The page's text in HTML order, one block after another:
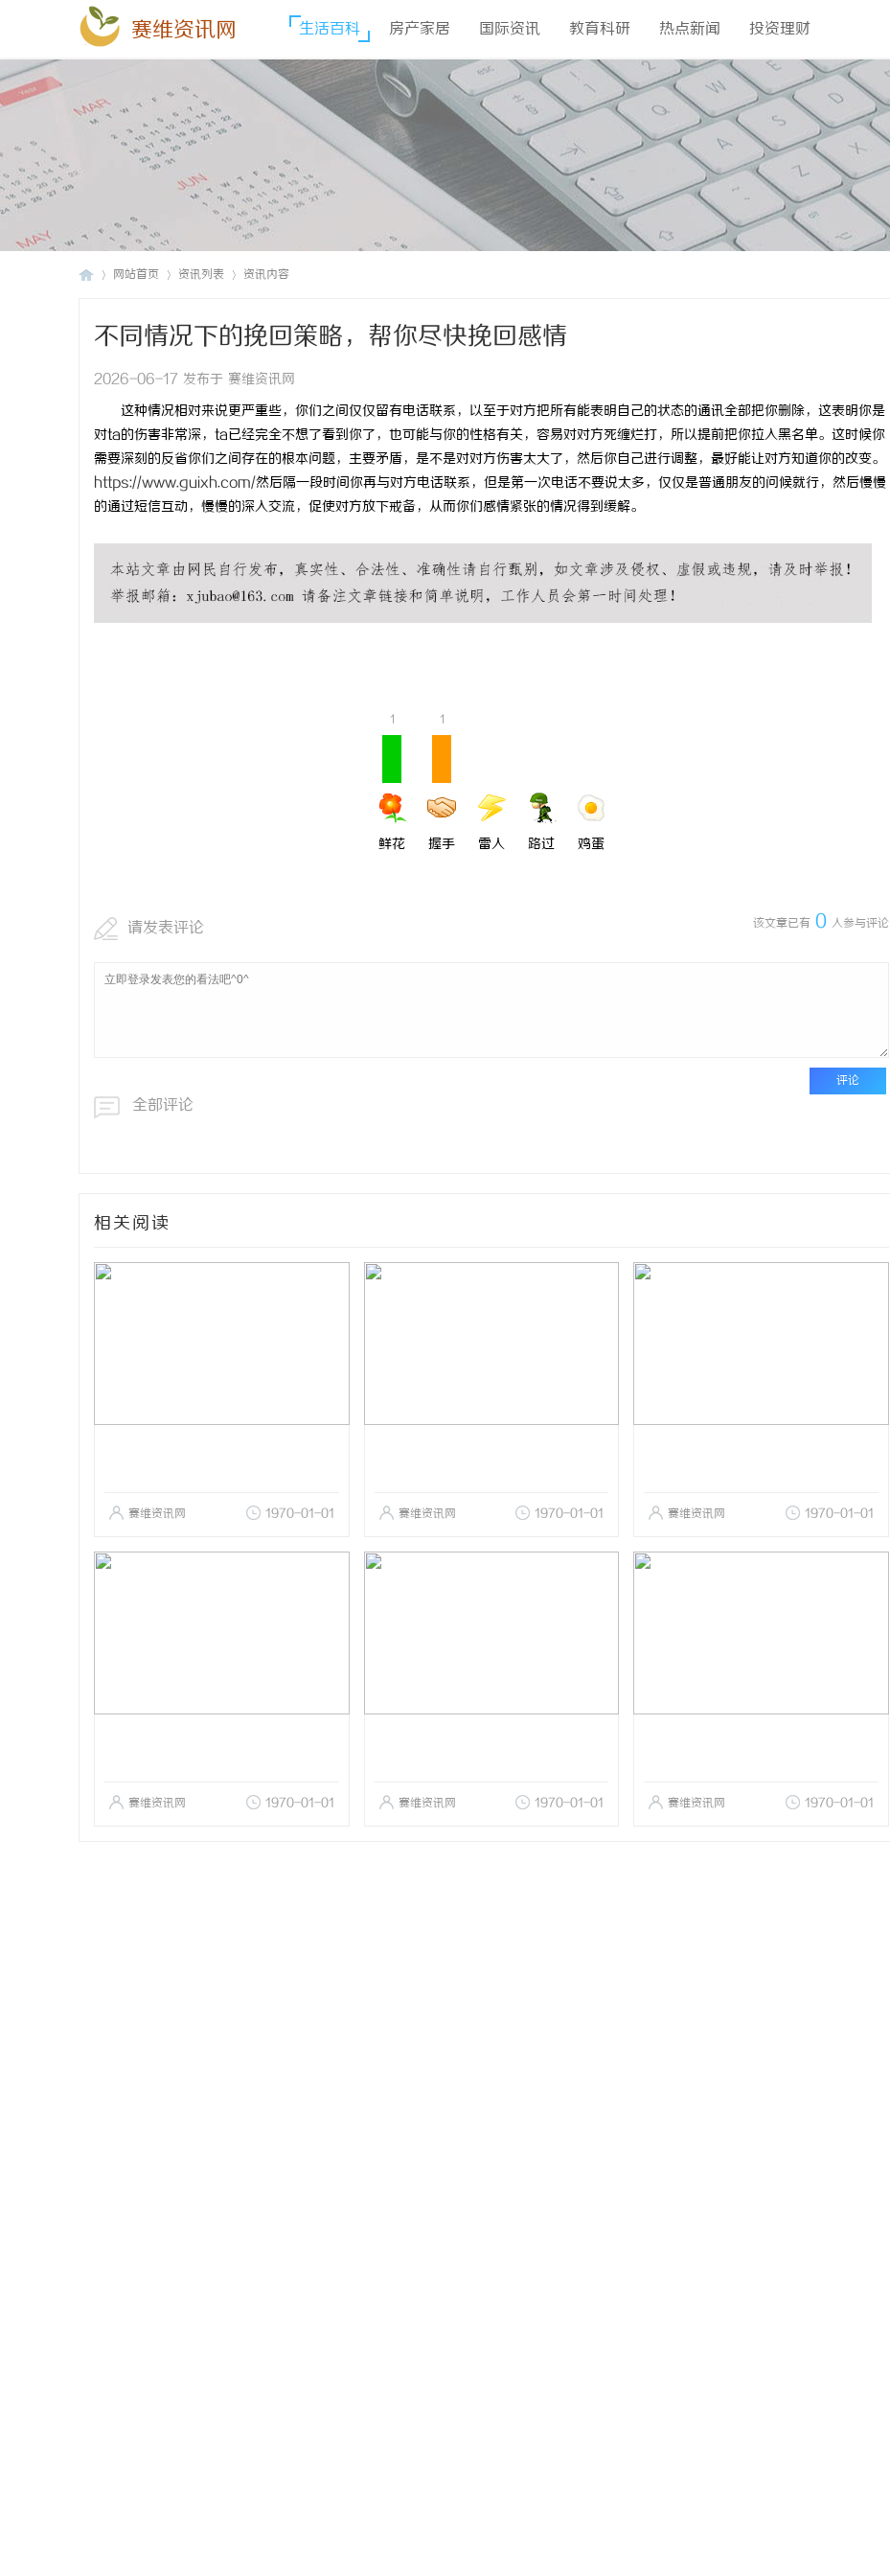
赛维资讯网 生活百科 房产家居 国际资讯 教育科研 热点新闻 投资理财
网站首页 资讯列表 资讯内容
不同情况下的挽回策略，帮你尽快挽回感情
2026-06-17 发布于 赛维资讯网
这种情况相对来说更严重些，你们之间仅仅留有电话联系，以至于对方把所有能表明自己的状态的通讯全部把你删除，这表明你是
对ta的伤害非常深，ta已经完全不想了看到你了，也可能与你的性格有关，容易对对方死缠烂打，所以提前把你拉入黑名单。这时候你
需要深刻的反省你们之间存在的根本问题，主要矛盾，是不是对对方伤害太大了，然后你自己进行调整，最好能让对方知道你的改变。
https://www.guixh.com/然后隔一段时间你再与对方电话联系，但是第一次电话不要说太多，仅仅是普通朋友的问候就行，然后慢慢
的通过短信互动，慢慢的深入交流，促使对方放下戒备，从而你们感情紧张的情况得到缓解。
1
鲜花
1
握手 雷人 路过 鸡蛋
该文章已有 0 人参与评论
请发表评论
评论
全部评论
相关阅读
赛维资讯网 1970-01-01 赛维资讯网 1970-01-01 赛维资讯网 1970-01-01
赛维资讯网 1970-01-01 赛维资讯网 1970-01-01 赛维资讯网 1970-01-01